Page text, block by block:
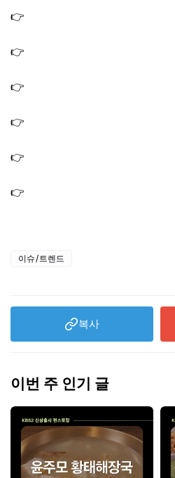
👉
👉
👉
👉
👉
👉
이슈/트렌드
복사
이번 주 인기 글